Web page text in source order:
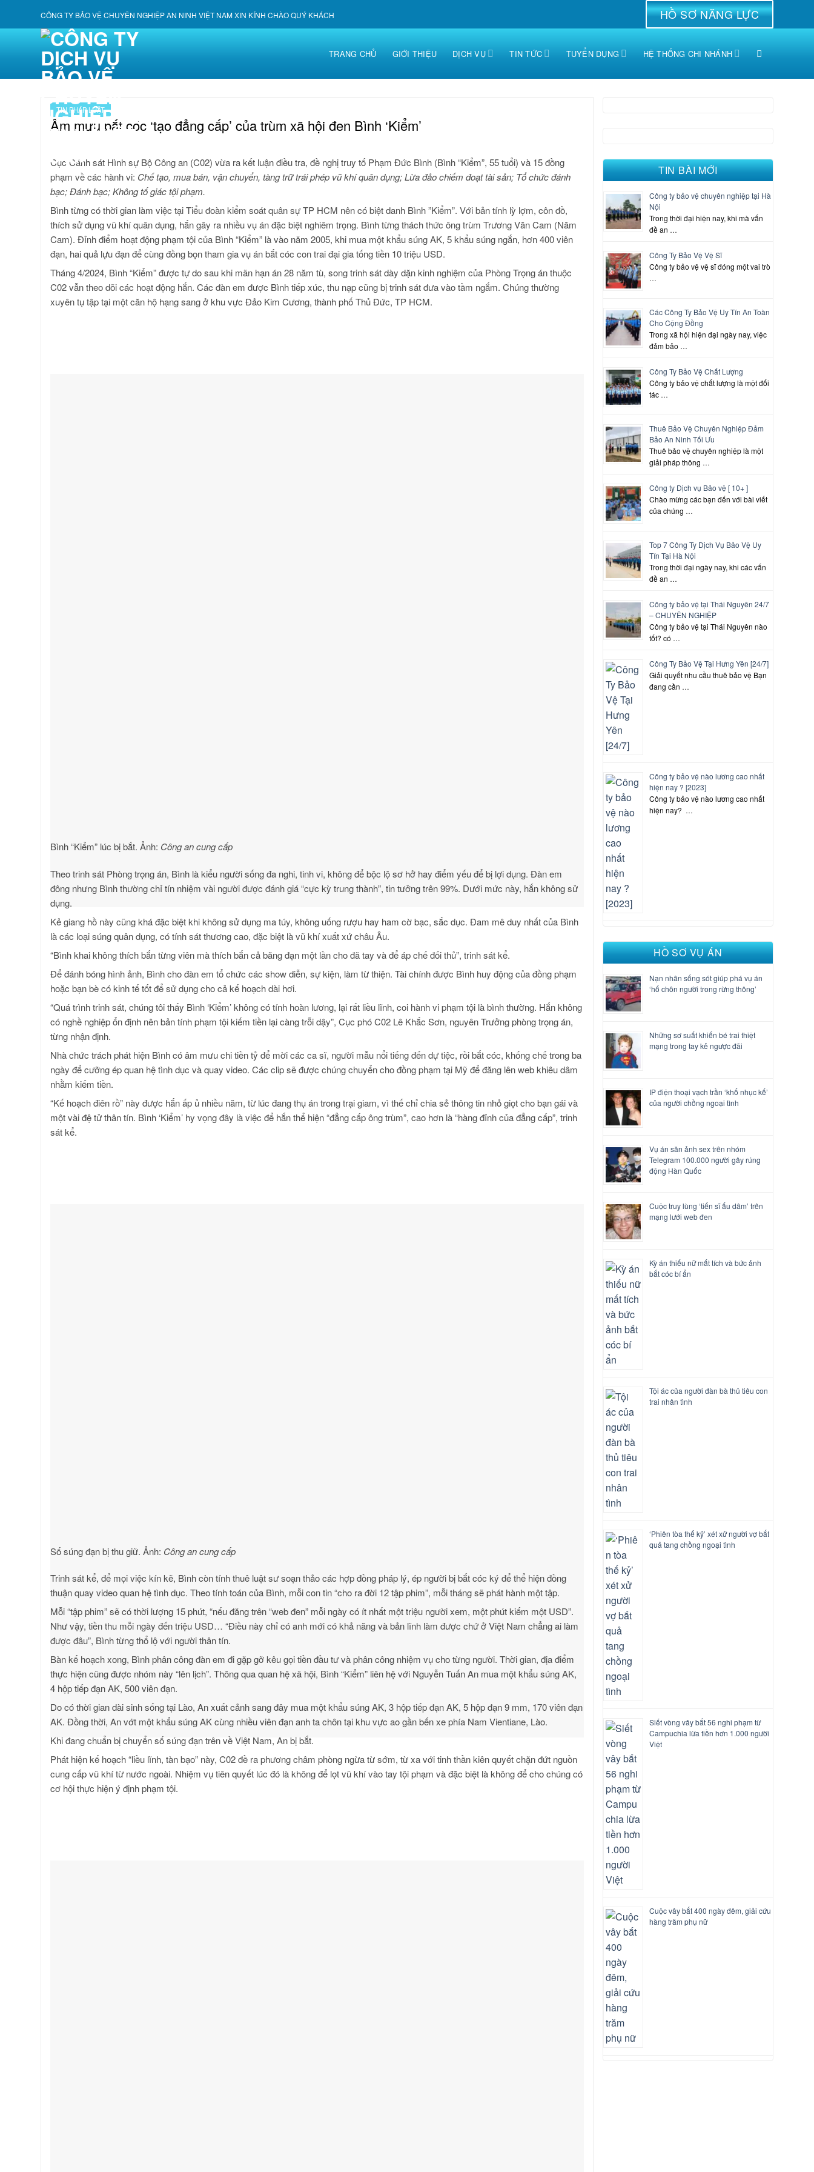
CÔNG TY BẢO VỆ CHUYÊN NGHIỆP AN NINH VIỆT NAM XIN KÍNH CHÀO QUÝ KHÁCH HỒ SƠ NĂNG LỰC
TRANG CHỦ GIỚI THIỆU DỊCH VỤ TIN TỨC TUYỂN DỤNG HỆ THỐNG CHI NHÁNH
TIN PHÁP LUẬT
Âm mưu bắt cóc ‘tạo đẳng cấp’ của trùm xã hội đen Bình ‘Kiểm’
Cục Cảnh sát Hình sự Bộ Công an (C02) vừa ra kết luận điều tra, đề nghị truy tố Phạm Đức Bình (Bình “Kiểm”, 55 tuổi) và 15 đồng
phạm về các hành vi: Chế tạo, mua bán, vận chuyển, tàng trữ trái phép vũ khí quân dụng; Lừa đảo chiếm đoạt tài sản; Tổ chức đánh
bạc; Đánh bạc; Không tố giác tội phạm.
Bình từng có thời gian làm việc tại Tiểu đoàn kiểm soát quân sự TP HCM nên có biệt danh Bình ”Kiểm”. Với bản tính lỳ lợm, côn đồ,
thích sử dụng vũ khí quân dụng, hắn gây ra nhiều vụ án đặc biệt nghiêm trọng. Bình từng thách thức ông trùm Trương Văn Cam (Năm
Cam). Đỉnh điểm hoạt động phạm tội của Bình “Kiểm” là vào năm 2005, khi mua một khẩu súng AK, 5 khẩu súng ngắn, hơn 400 viên
đạn, hai quả lựu đạn để cùng đồng bọn tham gia vụ án bắt cóc con trai đại gia tống tiền 10 triệu USD.
Tháng 4/2024, Bình “Kiểm” được tự do sau khi mãn hạn án 28 năm tù, song trinh sát dày dặn kinh nghiệm của Phòng Trọng án thuộc
C02 vẫn theo dõi các hoạt động hắn. Các đàn em được Bình tiếp xúc, thu nạp cũng bị trinh sát đưa vào tầm ngắm. Chúng thường
xuyên tụ tập tại một căn hộ hạng sang ở khu vực Đảo Kim Cương, thành phố Thủ Đức, TP HCM.
Bình “Kiểm” lúc bị bắt. Ảnh: Công an cung cấp
Theo trinh sát Phòng trọng án, Bình là kiểu người sống đa nghi, tinh vi, không để bộc lộ sơ hở hay điểm yếu để bị lợi dụng. Đàn em
đông nhưng Bình thường chỉ tín nhiệm vài người được đánh giá “cực kỳ trung thành”, tin tưởng trên 99%. Dưới mức này, hắn không sử
dụng.
Kẻ giang hồ này cũng khá đặc biệt khi không sử dụng ma túy, không uống rượu hay ham cờ bạc, sắc dục. Đam mê duy nhất của Bình
là các loại súng quân dụng, có tính sát thương cao, đặc biệt là vũ khí xuất xứ châu Âu.
“Bình khai không thích bắn từng viên mà thích bắn cả băng đạn một lần cho đã tay và để áp chế đối thủ”, trinh sát kể.
Để đánh bóng hình ảnh, Bình cho đàn em tổ chức các show diễn, sự kiện, làm từ thiện. Tài chính được Bình huy động của đồng phạm
hoặc bạn bè có kinh tế tốt để sử dụng cho cả kế hoạch dài hơi.
“Quá trình trinh sát, chúng tôi thấy Bình ‘Kiểm’ không có tính hoàn lương, lại rất liều lĩnh, coi hành vi phạm tội là bình thường. Hắn không
có nghề nghiệp ổn định nên bản tính phạm tội kiếm tiền lại càng trỗi dậy”, Cục phó C02 Lê Khắc Sơn, nguyên Trưởng phòng trọng án,
từng nhận định.
Nhà chức trách phát hiện Bình có âm mưu chi tiền tỷ để mời các ca sĩ, người mẫu nổi tiếng đến dự tiệc, rồi bắt cóc, khống chế trong ba
ngày để cưỡng ép quan hệ tình dục và quay video. Các clip sẽ được chúng chuyển cho đồng phạm tại Mỹ để đăng lên web khiêu dâm
nhằm kiếm tiền.
“Kế hoạch điên rồ” này được hắn ấp ủ nhiều năm, từ lúc đang thụ án trong trại giam, vì thế chỉ chia sẻ thông tin nhỏ giọt cho bạn gái và
một vài đệ tử thân tín. Bình ‘Kiểm’ hy vọng đây là việc để hắn thể hiện “đẳng cấp ông trùm”, cao hơn là “hàng đỉnh của đẳng cấp”, trinh
sát kể.
Số súng đạn bị thu giữ. Ảnh: Công an cung cấp
Trinh sát kể, để mọi việc kín kẽ, Bình còn tính thuê luật sư soạn thảo các hợp đồng pháp lý, ép người bị bắt cóc ký để thể hiện đồng
thuận quay video quan hệ tình dục. Theo tính toán của Bình, mỗi con tin “cho ra đời 12 tập phim”, mỗi tháng sẽ phát hành một tập.
Mỗi “tập phim” sẽ có thời lượng 15 phút, “nếu đăng trên “web đen” mỗi ngày có ít nhất một triệu người xem, một phút kiếm một USD”.
Như vậy, tiền thu mỗi ngày đến triệu USD… “Điều này chỉ có anh mới có khả năng và bản lĩnh làm được chứ ở Việt Nam chẳng ai làm
được đâu”, Bình từng thổ lộ với người thân tín.
Bàn kế hoạch xong, Bình phân công đàn em đi gặp gỡ kêu gọi tiền đầu tư và phân công nhiệm vụ cho từng người. Thời gian, địa điểm
thực hiện cũng được nhóm này “lên lịch”. Thông qua quan hệ xã hội, Bình “Kiểm” liên hệ với Nguyễn Tuấn An mua một khẩu súng AK,
4 hộp tiếp đạn AK, 500 viên đạn.
Do có thời gian dài sinh sống tại Lào, An xuất cảnh sang đây mua một khẩu súng AK, 3 hộp tiếp đạn AK, 5 hộp đạn 9 mm, 170 viên đạn
AK. Đồng thời, An vớt một khẩu súng AK cùng nhiều viên đạn anh ta chôn tại khu vực ao gần bến xe phía Nam Vientiane, Lào.
Khi đang chuẩn bị chuyển số súng đạn trên về Việt Nam, An bị bắt.
Phát hiện kế hoạch “liều lĩnh, tàn bạo” này, C02 đề ra phương châm phòng ngừa từ sớm, từ xa với tinh thần kiên quyết chặn đứt nguồn
cung cấp vũ khí từ nước ngoài. Nhiệm vụ tiên quyết lúc đó là không để lọt vũ khí vào tay tội phạm và đặc biệt là không để cho chúng có
cơ hội thực hiện ý định phạm tội.
TIN BÀI MỚI
Công ty bảo vệ chuyên nghiệp tại Hà
Nội
Trong thời đại hiện nay, khi mà vấn
đề an …
Công Ty Bảo Vệ Vệ Sĩ
Công ty bảo vệ vệ sĩ đóng một vai trò
…
Các Công Ty Bảo Vệ Uy Tín An Toàn
Cho Cộng Đồng
Trong xã hội hiện đại ngày nay, việc
đảm bảo …
Công Ty Bảo Vệ Chất Lượng
Công ty bảo vệ chất lượng là một đối
tác …
Thuê Bảo Vệ Chuyên Nghiệp Đảm
Bảo An Ninh Tối Ưu
Thuê bảo vệ chuyên nghiệp là một
giải pháp thông …
Công ty Dịch vụ Bảo vệ [ 10+ ]
Chào mừng các bạn đến với bài viết
của chúng …
Top 7 Công Ty Dịch Vụ Bảo Vệ Uy
Tín Tại Hà Nội
Trong thời đại ngày nay, khi các vấn
đề an …
Công ty bảo vệ tại Thái Nguyên 24/7
– CHUYÊN NGHIỆP
Công ty bảo vệ tại Thái Nguyên nào
tốt? có …
Công Ty Bảo Vệ Tại Hưng Yên [24/7]
Giải quyết nhu cầu thuê bảo vệ Bạn
đang cần …
Công ty bảo vệ nào lương cao nhất
hiện nay ? [2023]
Công ty bảo vệ nào lương cao nhất
hiện nay? …
HỒ SƠ VỤ ÁN
Nạn nhân sống sót giúp phá vụ án
‘hố chôn người trong rừng thông’
Những sơ suất khiến bé trai thiệt
mạng trong tay kẻ ngược đãi
IP điện thoại vạch trần ‘khổ nhục kế’
của người chồng ngoại tình
Vụ án săn ảnh sex trên nhóm
Telegram 100.000 người gây rúng
động Hàn Quốc
Cuộc truy lùng ‘tiến sĩ ấu dâm’ trên
mạng lưới web đen
Kỳ án thiếu nữ mất tích và bức ảnh
bắt cóc bí ẩn
Tội ác của người đàn bà thủ tiêu con
trai nhân tình
‘Phiên tòa thế kỷ’ xét xử người vợ bắt
quả tang chồng ngoại tình
Siết vòng vây bắt 56 nghi phạm từ
Campuchia lừa tiền hơn 1.000 người
Việt
Cuộc vây bắt 400 ngày đêm, giải cứu
hàng trăm phụ nữ